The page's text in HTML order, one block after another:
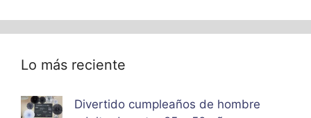
Lo más reciente
Divertido cumpleaños de hombre